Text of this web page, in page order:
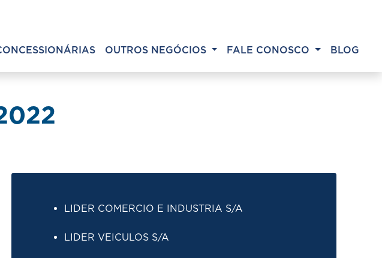
OUTROS NEGÓCIOS FALE CONOSCO BLOG
LIDER COMERCIO E INDUSTRIA S/A
LIDER VEICULOS S/A